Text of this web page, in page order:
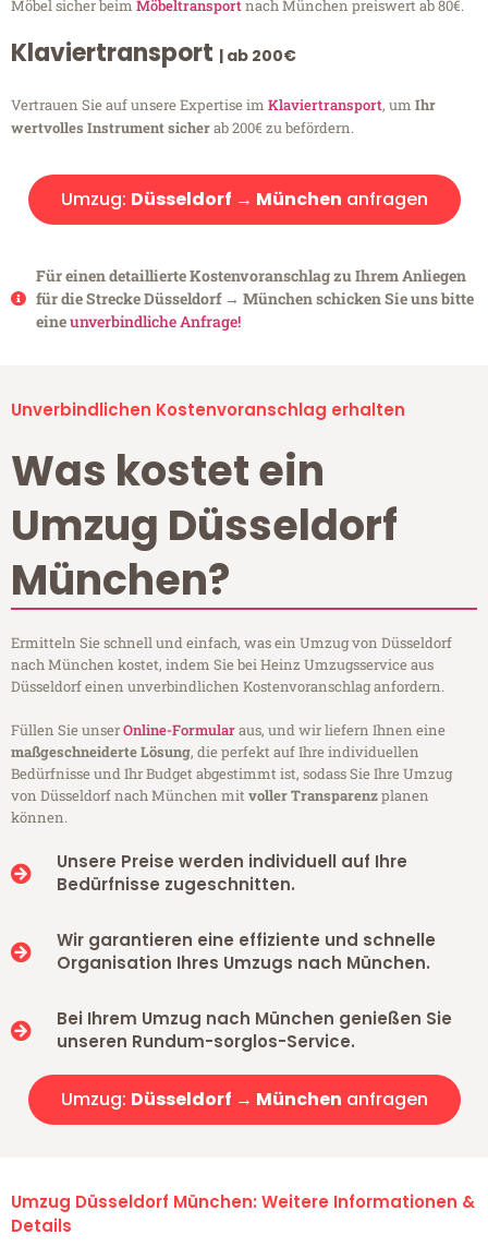
Möbel sicher beim Möbeltransportnach München preiswert ab 80€.
Klaviertransport | ab 200€
Vertrauen Sie auf unsere Expertise im Klaviertransport, um Ihr
wertvolles Instrument sicherab 200€ zu befördern.
Umzug: Düsseldorf → München anfragen
Für einen detaillierte Kostenvoranschlag zu Ihrem Anliegen
für die Strecke Düsseldorf → München schicken Sie uns bitte
eineunverbindliche Anfrage!
Unverbindlichen Kostenvoranschlag erhalten
Was kostet ein
Umzug Düsseldorf
München?
Ermitteln Sie schnell und einfach, was ein Umzug von Düsseldorf
nach München kostet, indem Sie bei Heinz Umzugsservice aus
Düsseldorf einen unverbindlichen Kostenvoranschlag anfordern.
Füllen Sie unserOnline-Formularaus, und wir liefern Ihnen eine
maßgeschneiderte Lösung, die perfekt auf Ihre individuellen
Bedürfnisse und Ihr Budget abgestimmt ist, sodass Sie Ihre Umzug
von Düsseldorf nach München mitvoller Transparenzplanen
können.
Unsere Preise werden individuell auf Ihre
Bedürfnisse zugeschnitten.
Wir garantieren eine effiziente und schnelle
Organisation Ihres Umzugs nach München.
Bei Ihrem Umzug nach München genießen Sie
unseren Rundum-sorglos-Service.
Umzug: Düsseldorf → München anfragen
Umzug Düsseldorf München: Weitere Informationen &
Details